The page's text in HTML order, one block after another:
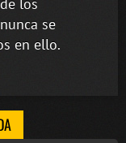
se
en ello.